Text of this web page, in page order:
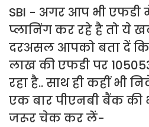
SBI - अगर आप भी
प्लानिंग कर रहे है तो ये
दरअसल आपको बता दें
लाख की एफडी पर
रहा है.. साथ ही कहीं भी
एक बार पीएनबी बैंक की
जरूर चेक कर लें-